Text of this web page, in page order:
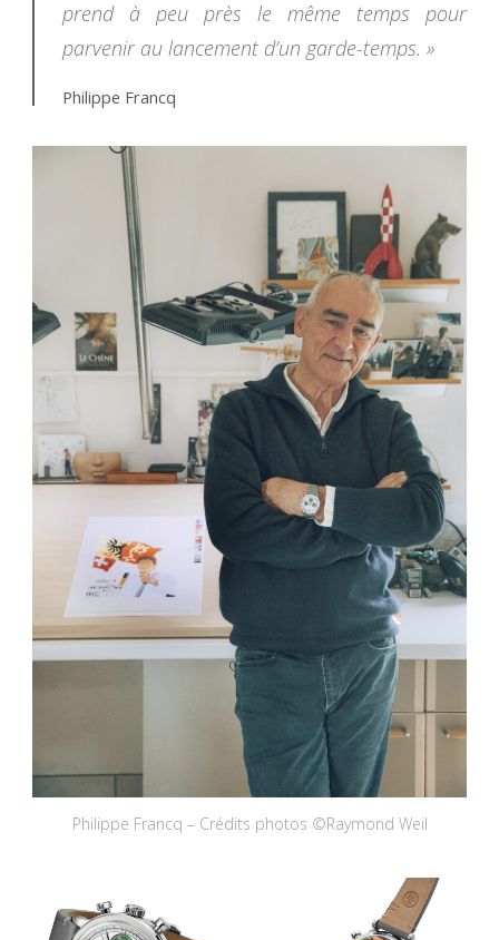
prend à peu près le même temps pour
parvenir au lancement d’un garde-temps. »
Philippe Francq
Philippe Francq – Crédits photos ©Raymond Weil